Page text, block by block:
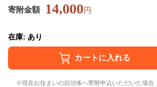
寄附金額 14,000円
在庫: あり
現在お住まいの自治体へ寄附申込いただいた場合